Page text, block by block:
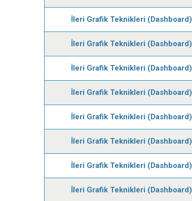
İleri Grafik Teknikleri (Dashboard)
İleri Grafik Teknikleri (Dashboard)
İleri Grafik Teknikleri (Dashboard)
İleri Grafik Teknikleri (Dashboard)
İleri Grafik Teknikleri (Dashboard)
İleri Grafik Teknikleri (Dashboard)
İleri Grafik Teknikleri (Dashboard)
İleri Grafik Teknikleri (Dashboard)